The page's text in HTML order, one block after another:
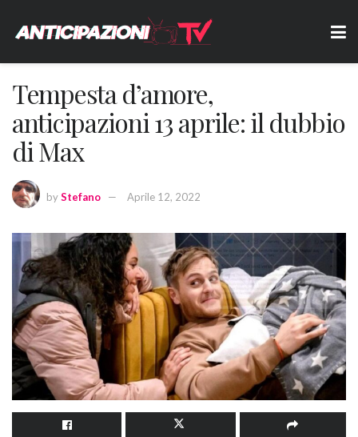
Tempesta d’amore,
anticipazioni 13 aprile: il dubbio
di Max
byStefano Aprile 12, 2022